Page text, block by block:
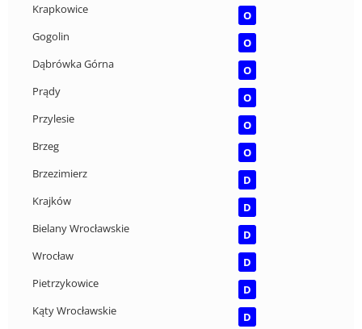
Krapkowice
O
Gogolin
O
Dąbrówka Górna
O
Prądy
O
Przylesie
O
Brzeg
O
Brzezimierz
D
Krajków
D
Bielany Wrocławskie
D
Wrocław
D
Pietrzykowice
D
Kąty Wrocławskie
D